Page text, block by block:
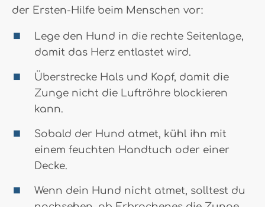
der Ersten-Hilfe beim Menschen vor:
Lege den Hund in die rechte Seitenlage,
damit das Herz entlastet wird.
Überstrecke Hals und Kopf, damit die
Zunge nicht die Luftröhre blockieren
kann.
Sobald der Hund atmet, kühl ihn mit
einem feuchten Handtuch oder einer
Decke.
Wenn dein Hund nicht atmet, solltest du